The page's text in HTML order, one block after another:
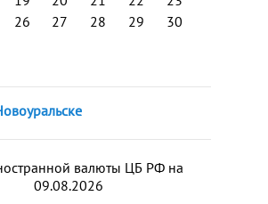
26 27 28 29
30
валюты ЦБ РФ на
09.08.2026